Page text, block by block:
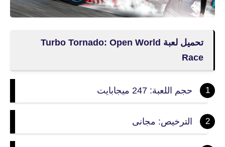
تحميل لعبة Turbo Tornado: Open World
Race‏
حجم اللعبة: 247 ميجابايت
الترخيص: مجانى